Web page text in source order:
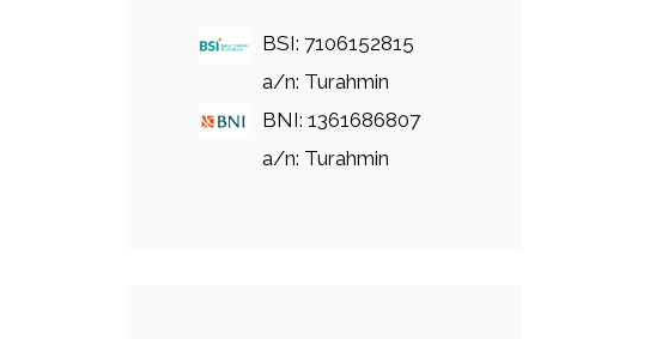
BSI: 7106152815
a/n: Turahmin
BNI: 1361686807
a/n: Turahmin